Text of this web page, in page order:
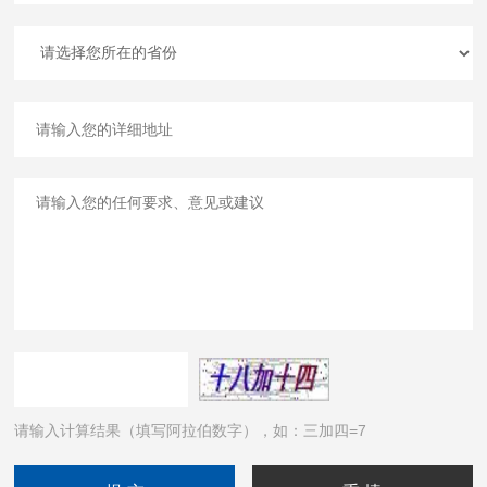
请输入计算结果（填写阿拉伯数字），如：三加四=7